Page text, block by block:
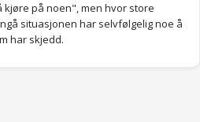
kjøre på noen", men hvor store
situasjonen har selvfølgelig noe å
har skjedd.